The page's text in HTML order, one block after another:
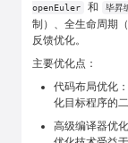
openEuler
和 毕昇
制）、全生命周期
反馈优化。
主要优化点：
代码布局优化
化目标程序的
高级编译器优